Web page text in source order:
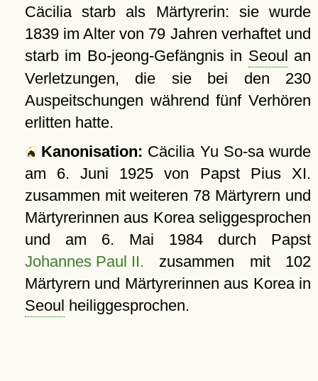
Cäcilia starb als Märtyrerin: sie wurde
1839 im Alter von 79 Jahren verhaftet und
starb im Bo-jeong-Gefängnis in Seoul an
Verletzungen, die sie bei den 230
Auspeitschungen während fünf Verhören
erlitten hatte.
Kanonisation: Cäcilia Yu So-sa wurde
am 6. Juni 1925 von Papst Pius XI.
zusammen mit weiteren 78 Märtyrern und
Märtyrerinnen aus Korea seliggesprochen
und am 6. Mai 1984durch Papst
Johannes Paul II. zusammen mit 102
Märtyrern und Märtyrerinnen aus Korea in
Seoul heiliggesprochen.